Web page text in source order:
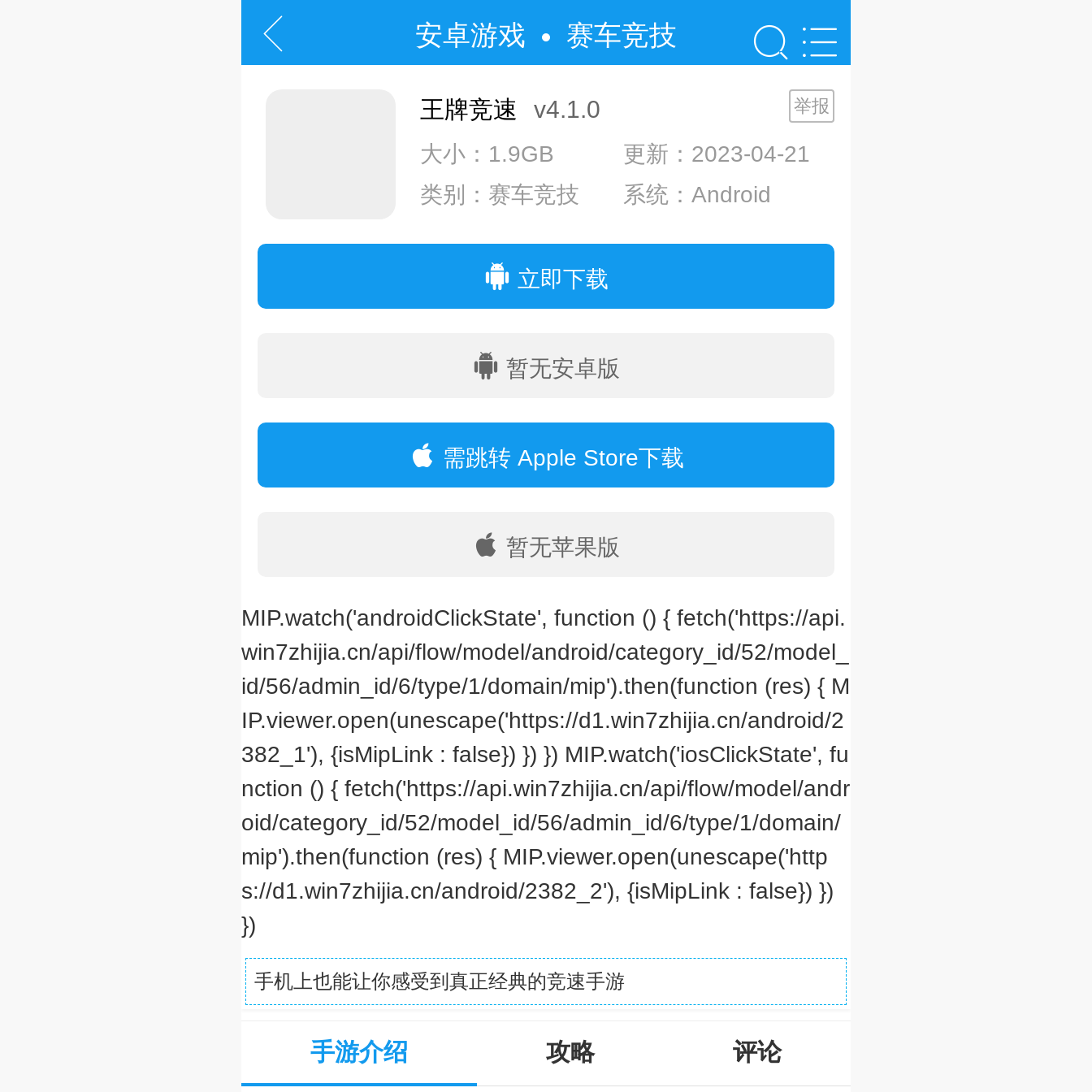
安卓游戏 赛车竞技
王牌竞速 v4.1.0
大小：1.9GB
更新：2023-04-21
类别：赛车竞技
系统：Android
举报
立即下载
暂无安卓版
需跳转 Apple Store下载
暂无苹果版
MIP.watch('androidClickState', function () { fetch('https://api.
win7zhijia.cn/api/flow/model/android/category_id/52/model_
id/56/admin_id/6/type/1/domain/mip').then(function (res) { M
IP.viewer.open(unescape('https://d1.win7zhijia.cn/android/2
382_1'), {isMipLink : false}) }) }) MIP.watch('iosClickState', fu
nction () { fetch('https://api.win7zhijia.cn/api/flow/model/andr
oid/category_id/52/model_id/56/admin_id/6/type/1/domain/
mip').then(function (res) { MIP.viewer.open(unescape('http
s://d1.win7zhijia.cn/android/2382_2'), {isMipLink : false}) })
})
手机上也能让你感受到真正经典的竞速手游
手游介绍 攻略 评论